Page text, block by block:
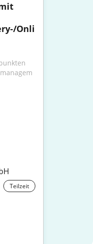
Onli
Teilzeit